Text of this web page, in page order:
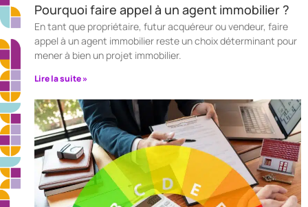
Pourquoi faire appel à un agent immobilier ?
En tant que propriétaire, futur acquéreur ou vendeur, faire
appel à un agent immobilier reste un choix déterminant pour
mener à bien un projet immobilier.
Lire la suite »